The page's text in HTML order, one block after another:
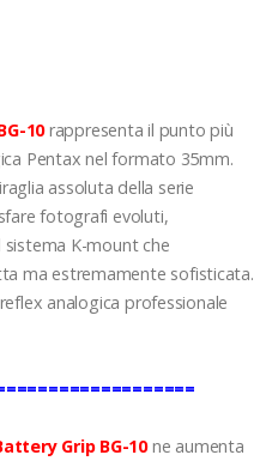
10rappresenta il punto più
Pentax nel formato 35mm.
assoluta della serie
fotografi evoluti,
K-mount che
ma estremamente sofisticata.
analogica professionale
Grip BG-10ne aumenta